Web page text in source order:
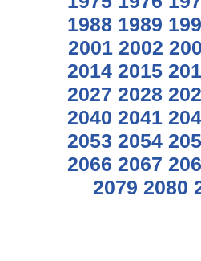
1988 1989
2001 2002
2014 2015
2027 2028
2040 2041
2053 2054
2066 2067
2079 2080